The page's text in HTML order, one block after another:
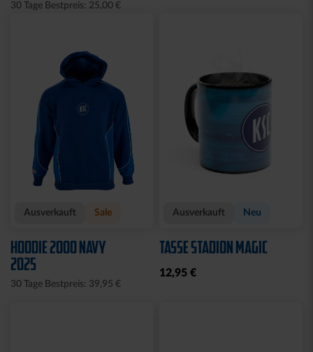
30 Tage Bestpreis: 25,00 €
Ausverkauft Sale
HOODIE 2000 NAVY
2025
30 Tage Bestpreis: 39,95 €
Ausverkauft Neu
TASSE STADION MAGIC
12,95 €